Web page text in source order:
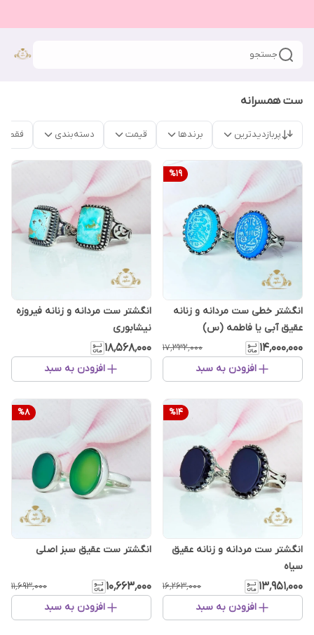
جستجو
ست همسرانه
پربازدیدترین برندها قیمت دسته‌بندی فقط
%19
انگشتر خطی ست مردانه و زنانه
عقیق آبی یا فاطمه (س)
۱۴٬۰۰۰٬۰۰۰ ۱۷٬۳۳۲٬۰۰۰
افزودن به سبد
انگشتر ست مردانه و زنانه فیروزه
نیشابوری
۱۸٬۵۶۸٬۰۰۰
افزودن به سبد
%14
انگشتر ست مردانه و زنانه عقیق
سیاه
۱۳٬۹۵۱٬۰۰۰ ۱۶٬۲۶۳٬۰۰۰
افزودن به سبد
%8
انگشتر ست عقیق سبز اصلی
۱۰٬۶۶۳٬۰۰۰ ۱۱٬۶۹۳٬۰۰۰
افزودن به سبد